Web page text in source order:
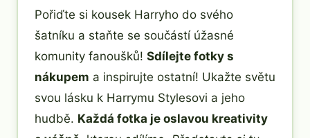
Pořiďte si kousek Harryho do svého
šatníku a staňte se součástí úžasné
komunity fanoušků! Sdílejte fotky s
nákupem a inspirujte ostatní! Ukažte světu
svou lásku k Harrymu Stylesovi a jeho
hudbě. Každá fotka je oslavou kreativity